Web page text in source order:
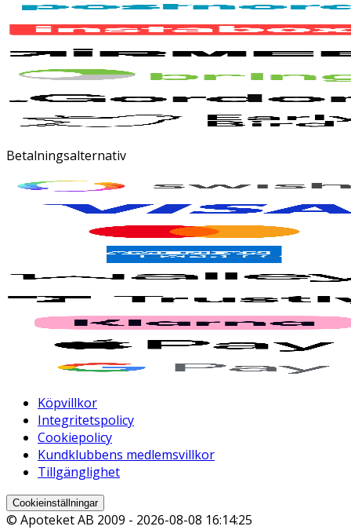
Betalningsalternativ
Köpvillkor
Integritetspolicy
Cookiepolicy
Kundklubbens medlemsvillkor
Tillgänglighet
Cookieinställningar
© Apoteket AB 2009 - 2026-08-08 16:14:25